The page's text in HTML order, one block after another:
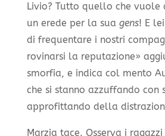
Livio? Tutto quello che vuole
un erede per la sua gens! E
di frequentare i nostri
rovinarsi la reputazione»
smorfia, e indica col mento
che si stanno azzuffando con
approfittando della
Marzia tace. Osserva i